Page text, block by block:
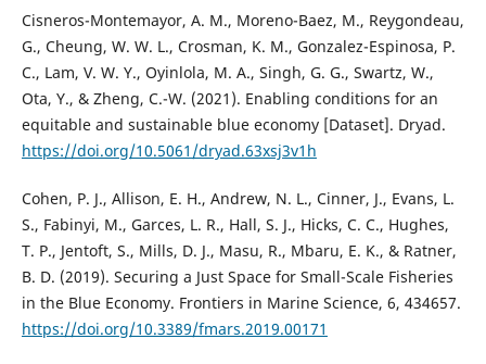
Cisneros-Montemayor, A. M., Moreno-Baez, M., Reygondeau,
G., Cheung, W. W. L., Crosman, K. M., Gonzalez-Espinosa, P.
C., Lam, V. W. Y., Oyinlola, M. A., Singh, G. G., Swartz, W.,
Ota, Y., & Zheng, C.-W. (2021). Enabling conditions for an
equitable and sustainable blue economy [Dataset]. Dryad.
https://doi.org/10.5061/dryad.63xsj3v1h
Cohen, P. J., Allison, E. H., Andrew, N. L., Cinner, J., Evans, L.
S., Fabinyi, M., Garces, L. R., Hall, S. J., Hicks, C. C., Hughes,
T. P., Jentoft, S., Mills, D. J., Masu, R., Mbaru, E. K., & Ratner,
B. D. (2019). Securing a Just Space for Small-Scale Fisheries
in the Blue Economy. Frontiers in Marine Science, 6, 434657.
https://doi.org/10.3389/fmars.2019.00171